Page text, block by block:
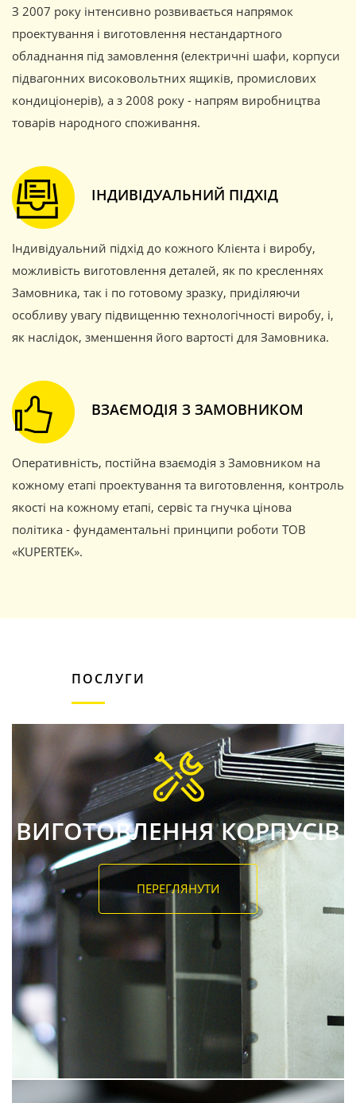
З 2007 року інтенсивно розвивається напрямок
проектування і виготовлення нестандартного
обладнання під замовлення (електричні шафи, корпуси
підвагонних високовольтних ящиків, промислових
кондиціонерів), а з 2008 року - напрям виробництва
товарів народного споживання.
ІНДИВІДУАЛЬНИЙ ПІДХІД
Індивідуальний підхід до кожного Клієнта і виробу,
можливість виготовлення деталей, як по кресленнях
Замовника, так і по готовому зразку, приділяючи
особливу увагу підвищенню технологічності виробу, і,
як наслідок, зменшення його вартості для Замовника.
ВЗАЄМОДІЯ З ЗАМОВНИКОМ
Оперативність, постійна взаємодія з Замовником на
кожному етапі проектування та виготовлення, контроль
якості на кожному етапі, сервіс та гнучка цінова
політика - фундаментальні принципи роботи ТОВ
«KUPERTEK».
ПОСЛУГИ
ВИГОТОВЛЕННЯ КОРПУСІВ
ПЕРЕГЛЯНУТИ